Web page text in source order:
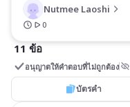
Nutmee Laoshi
0
11 ข้อ
อนุญาตให้คำตอบที่ไม่ถูกต้อง
บัตรคำ